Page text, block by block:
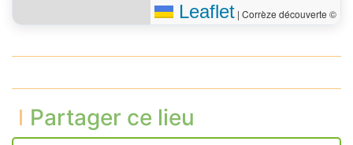
Leaflet | Corrèze découverte ©
Partager ce lieu